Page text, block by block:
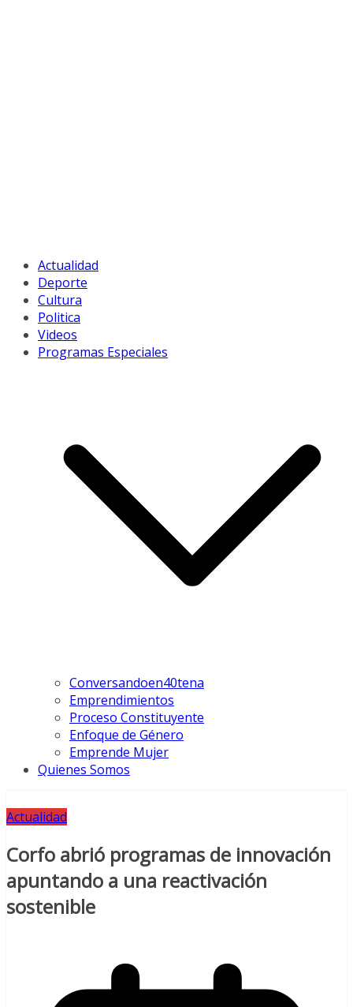
Actualidad
Deporte
Cultura
Politica
Videos
Programas Especiales
Conversandoen40tena
Emprendimientos
Proceso Constituyente
Enfoque de Género
Emprende Mujer
Quienes Somos
Actualidad
Corfo abrió programas de innovación
apuntando a una reactivación
sostenible